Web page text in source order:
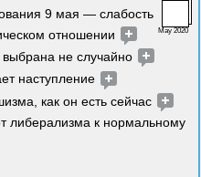
May 2020
9 мая — слабость
отношении
не случайно
наступление
как он есть сейчас
либерализма к нормальному